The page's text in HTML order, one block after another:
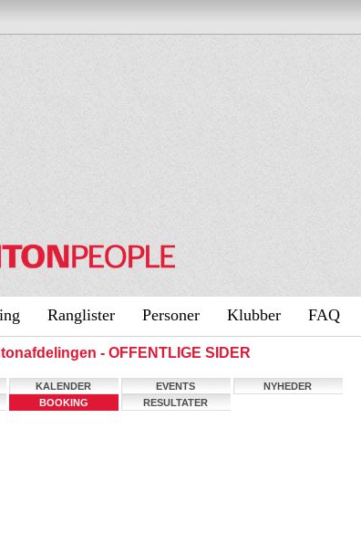
Ranglister Personer Klubber FAQ
- OFFENTLIGE SIDER
KALENDER EVENTS
NYHEDER
BOOKING RESULTATER